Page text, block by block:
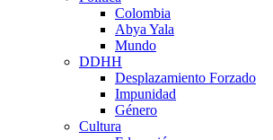
Colombia
Abya Yala
Mundo
DDHH
Desplazamiento Forzado
Impunidad
Género
Cultura